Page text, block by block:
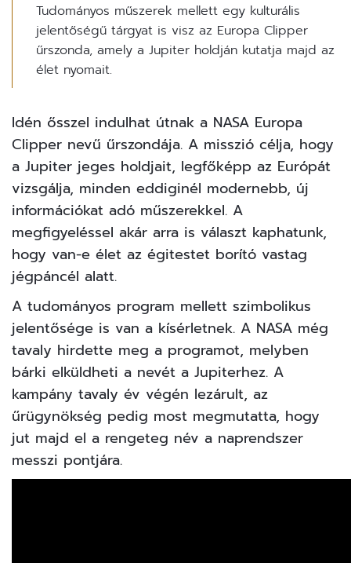
Tudományos műszerek mellett egy kulturális
jelentőségű tárgyat is visz az Europa Clipper
űrszonda, amely a Jupiter holdján kutatja majd az
élet nyomait.
Idén ősszel indulhat útnak a NASA Europa
Clipper nevű űrszondája. A misszió célja, hogy
a Jupiter jeges holdjait, legfőképp az Európát
vizsgálja, minden eddiginél modernebb, új
információkat adó műszerekkel. A
megfigyeléssel akár arra is választ kaphatunk,
hogy van-e élet az égitestet borító vastag
jégpáncél alatt.
A tudományos program mellett szimbolikus
jelentősége is van a kísérletnek. A NASA még
tavaly hirdette meg a programot, melyben
bárki elküldheti a nevét a Jupiterhez. A
kampány tavaly év végén lezárult, az
űrügynökség pedig most megmutatta, hogy
jut majd el a rengeteg név a naprendszer
messzi pontjára.